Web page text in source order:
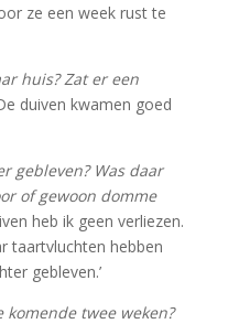
ze een week rust te
huis? Zat er een
duiven kwamen goed
gebleven? Was daar
of gewoon domme
heb ik geen verliezen.
taartvluchten hebben
gebleven.’
twee weken?